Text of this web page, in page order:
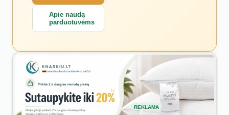
Apie naudą
parduotuvėms
REKLAMA